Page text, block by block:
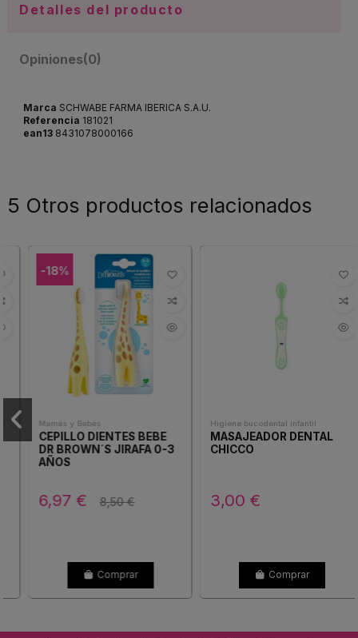
Detalles del producto
Opiniones(0)
Marca SCHWABE FARMA IBERICA S.A.U.
Referencia 181021
ean13 8431078000166
5 Otros productos relacionados
-18%
Mamás y Bebés
CEPILLO DIENTES BEBE
DR BROWN´S JIRAFA 0-3
AÑOS
6,97 € 8,50 €
Comprar
Higiene bucodental infantil
MASAJEADOR DENTAL
CHICCO
3,00 €
Comprar